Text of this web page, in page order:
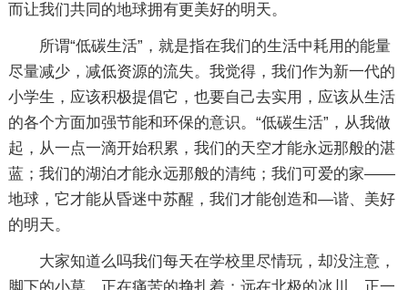
而让我们共同的地球拥有更美好的明天。
所谓“低碳生活”，就是指在我们的生活中耗用的能量
尽量减少，减低资源的流失。我觉得，我们作为新一代的
小学生，应该积极提倡它，也要自己去实用，应该从生活
的各个方面加强节能和环保的意识。“低碳生活”，从我做
起，从一点一滴开始积累，我们的天空才能永远那般的湛
蓝；我们的湖泊才能永远那般的清纯；我们可爱的家――
地球，它才能从昏迷中苏醒，我们才能创造和—谐、美好
的明天。
大家知道么吗我们每天在学校里尽情玩，却没注意，